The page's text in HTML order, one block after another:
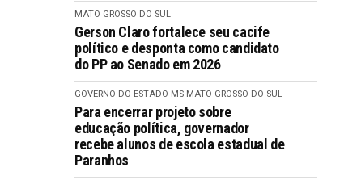
MATO GROSSO DO SUL
Gerson Claro fortalece seu cacife
político e desponta como candidato
do PP ao Senado em 2026
GOVERNO DO ESTADO MS MATO GROSSO DO SUL
Para encerrar projeto sobre
educação política, governador
recebe alunos de escola estadual de
Paranhos